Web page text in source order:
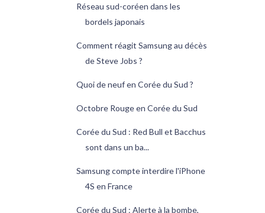
Réseau sud-coréen dans les
bordels japonais
Comment réagit Samsung au décès
de Steve Jobs ?
Quoi de neuf en Corée du Sud ?
Octobre Rouge en Corée du Sud
Corée du Sud : Red Bull et Bacchus
sont dans un ba...
Samsung compte interdire l'iPhone
4S en France
Corée du Sud : Alerte à la bombe,